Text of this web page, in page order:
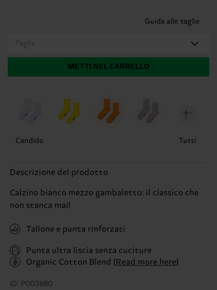
Guida alle taglie
Taglia
METTI NEL CARRELLO
Candido Tutti
Descrizione del prodotto
Calzino bianco mezzo gambaletto: il classico che
non stanca mai!
Tallone e punta rinforzati
Punta ultra liscia senza cuciture
Organic Cotton Blend (Read more here)
ID: P003680